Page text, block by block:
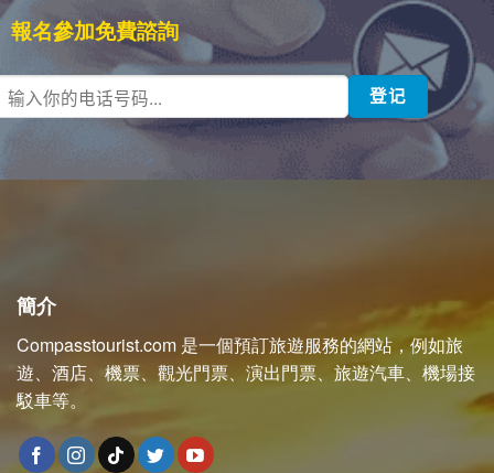
報名參加免費諮詢
簡介
Compasstourist.com 是一個預訂旅遊服務的網站，例如旅
遊、酒店、機票、觀光門票、演出門票、旅遊汽車、機場接
駁車等。